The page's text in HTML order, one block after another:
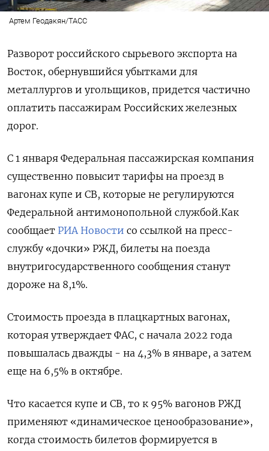
Артем Геодакян/ТАСС
Разворот российского сырьевого экспорта на
Восток, обернувшийся убытками для
металлургов и угольщиков, придется частично
оплатить пассажирам Российских железных
дорог.
С 1 января Федеральная пассажирская компания
существенно повысит тарифы на проезд в
вагонах купе и СВ, которые не регулируются
Федеральной антимонопольной службой.Как
сообщает РИА Новости со ссылкой на пресс-
службу «дочки» РЖД, билеты на поезда
внутригосударственного сообщения станут
дороже на 8,1%.
Стоимость проезда в плацкартных вагонах,
которая утверждает ФАС, с начала 2022 года
повышалась дважды - на 4,3% в январе, а затем
еще на 6,5% в октябре.
Что касается купе и СВ, то к 95% вагонов РЖД
применяют «динамическое ценообразование»,
когда стоимость билетов формируется в